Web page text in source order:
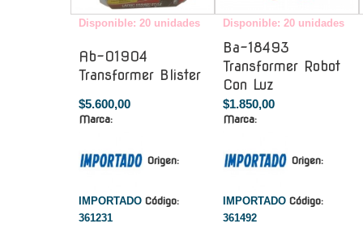
Disponible: 20 unidades
Ab-01904
Transformer Blister
$5.600,00
Marca:
Origen:
IMPORTADO Código:
361231
Disponible: 20 unidades
Ba-18493
Transformer Robot
Con Luz
$1.850,00
Marca:
Origen:
IMPORTADO Código:
361492